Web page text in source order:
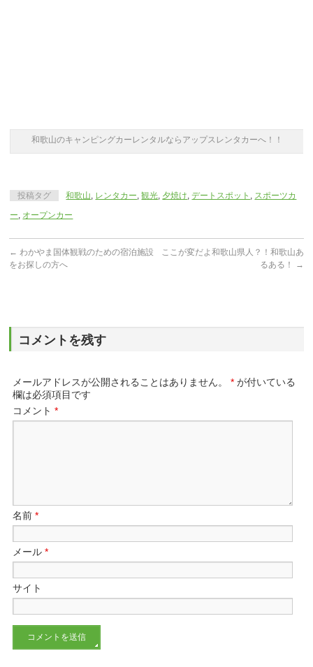
和歌山のキャンピングカーレンタルならアップスレンタカーへ！！
投稿タグ 和歌山, レンタカー,観光, 夕焼け,デートスポット , スポーツカ
ー, オープンカー
← わかやま国体観戦のための宿泊施設
をお探しの方へ
ここが変だよ和歌山県人？！和歌山あ
るある！
→
コメントを残す
メールアドレスが公開されることはありません。 * が付いている
欄は必須項目です
コメント*
名前*
メール*
サイト